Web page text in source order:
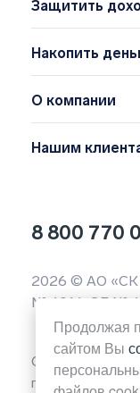
Защитить
Накопить
О компании
Нашим
8 800 770
2026 © АО
№ 4014, СЛ №
Обращаем ваше
представленная
Продолжая
сайтом Вы